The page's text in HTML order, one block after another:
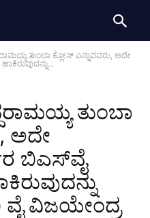
ತುಂಬಾ ಕ್ಲೋಸ್ ಎನ್ನುವವರು, ಅದೇ
ತುಂಬಾ
ಅದೇ
ಬಿಎಸ್‌ವೈ
ವಿಜಯೇಂದ್ರ